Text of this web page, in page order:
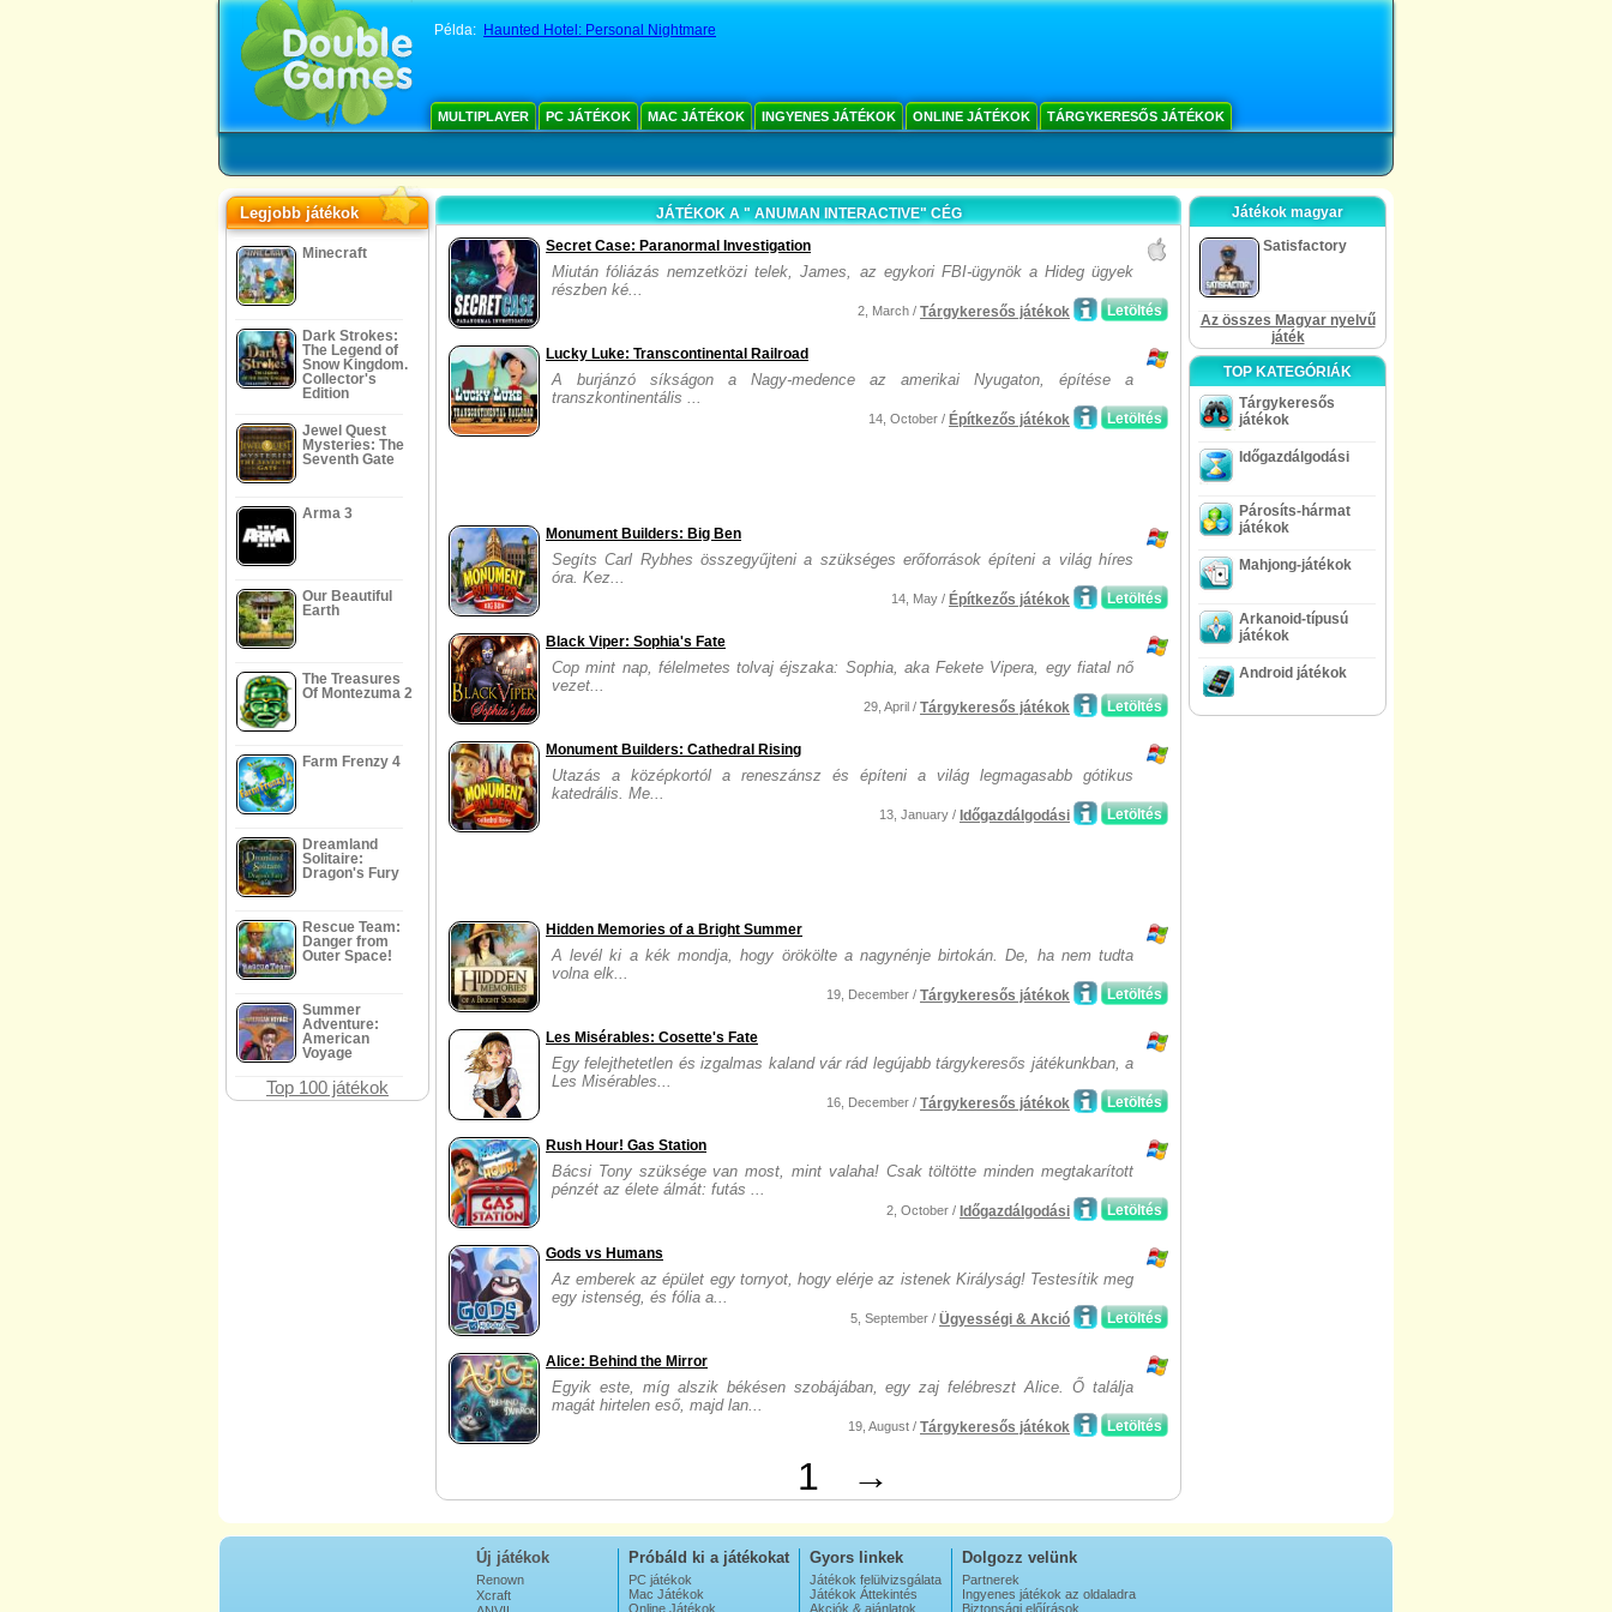
Példa: Haunted Hotel: Personal Nightmare
MULTIPLAYER PC JÁTÉKOK MAC JÁTÉKOK INGYENES JÁTÉKOK ONLINE JÁTÉKOK TÁRGYKERESŐS JÁTÉKOK
Legjobb játékok
Minecraft
Dark Strokes:
The Legend of
Snow Kingdom.
Collector's
Edition
Jewel Quest
Mysteries: The
Seventh Gate
Arma 3
Our Beautiful
Earth
The Treasures
Of Montezuma 2
Farm Frenzy 4
Dreamland
Solitaire:
Dragon's Fury
Rescue Team:
Danger from
Outer Space!
Summer
Adventure:
American
Voyage
Top 100 játékok
JÁTÉKOK A " ANUMAN INTERACTIVE" CÉG
Secret Case: Paranormal Investigation
Miután fóliázás nemzetközi telek, James, az egykori FBI-ügynök a Hideg ügyek
részben ké...
Letöltés
2, March / Tárgykeresős játékok
Lucky Luke: Transcontinental Railroad
A burjánzó síkságon a Nagy-medence az amerikai Nyugaton, építése a
transzkontinentális ...
Letöltés
14, October / Építkezős játékok
Monument Builders: Big Ben
Segíts Carl Rybhes összegyűjteni a szükséges erőforrások építeni a világ híres
óra. Kez...
Letöltés
14, May / Építkezős játékok
Black Viper: Sophia's Fate
Cop mint nap, félelmetes tolvaj éjszaka: Sophia, aka Fekete Vipera, egy fiatal nő
vezet...
Letöltés
29, April / Tárgykeresős játékok
Monument Builders: Cathedral Rising
Utazás a középkortól a reneszánsz és építeni a világ legmagasabb gótikus
katedrális. Me...
Letöltés
13, January / Időgazdálgodási
Hidden Memories of a Bright Summer
A levél ki a kék mondja, hogy örökölte a nagynénje birtokán. De, ha nem tudta
volna elk...
Letöltés
19, December / Tárgykeresős játékok
Les Misérables: Cosette's Fate
Egy felejthetetlen és izgalmas kaland vár rád legújabb tárgykeresős játékunkban, a
Les Misérables...
Letöltés
16, December / Tárgykeresős játékok
Rush Hour! Gas Station
Bácsi Tony szüksége van most, mint valaha! Csak töltötte minden megtakarított
pénzét az élete álmát: futás ...
Letöltés
2, October / Időgazdálgodási
Gods vs Humans
Az emberek az épület egy tornyot, hogy elérje az istenek Királyság! Testesítik meg
egy istenség, és fólia a...
Letöltés
5, September / Ügyességi & Akció
Alice: Behind the Mirror
Egyik este, míg alszik békésen szobájában, egy zaj felébreszt Alice. Ő találja
magát hirtelen eső, majd lan...
Letöltés
19, August / Tárgykeresős játékok
1 →
Játékok magyar
Satisfactory
Az összes Magyar nyelvű
játék
TOP KATEGÓRIÁK
Tárgykeresős
játékok
Időgazdálgodási
Párosíts-hármat
játékok
Mahjong-játékok
Arkanoid-típusú
játékok
Android játékok
Új játékok
Renown
Xcraft
Próbáld ki a játékokat
PC játékok
Mac Játékok
Online Játékok
Gyors linkek
Játékok felülvizsgálata
Játékok Áttekintés
Akciók & ajánlatok
Dolgozz velünk
Partnerek
Ingyenes játékok az oldaladra
Biztonsági előírások